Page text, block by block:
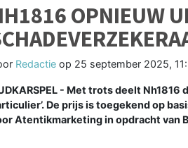
OPNIEUW
Redactie op 25 september 2025,
- Met trots deelt
De prijs is toegekend op
Atentikmarketing in opdracht van